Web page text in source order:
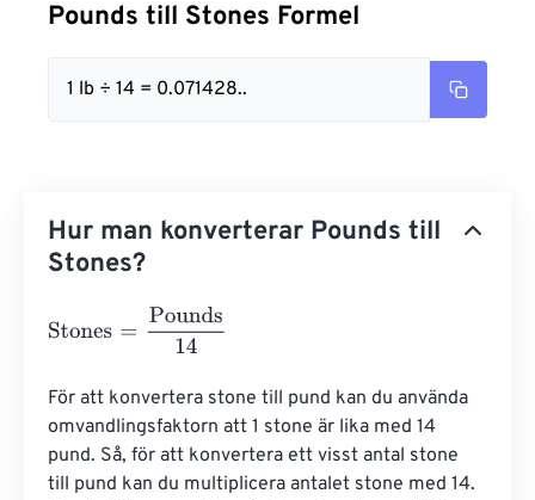
Pounds till Stones Formel
1 lb ÷ 14 = 0.071428..
Hur man konverterar Pounds till
Stones?
Stones Pounds14
För att konvertera stone till pund kan du använda
omvandlingsfaktorn att 1 stone är lika med 14
pund. Så, för att konvertera ett visst antal stone
till pund kan du multiplicera antalet stone med 14.